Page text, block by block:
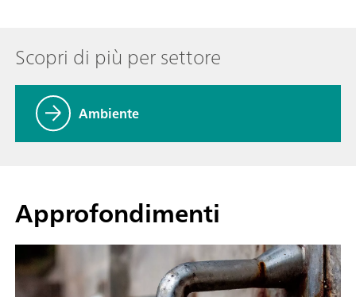
Scopri di più per settore
Ambiente
Approfondimenti